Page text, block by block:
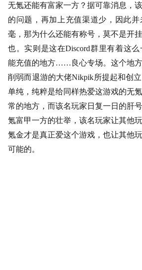
无氪还能有富家一方？据可靠消息，
的问题，再加上充值渠道少，因此
毫，那为什么还能有称号，莫不是开
也。实则是这在Discord群里有着这
能充值的地方……良心专场。这个地
削弱而退游的大佬Nikpik所提起和创
单纯，纯粹是给同样热爱这游戏的无
常的地方，而该名玩家日复一日的肝
氪富甲一方的壮举，该名玩家让其他
氪金才是真正爱这个游戏，也让其他
可能的。